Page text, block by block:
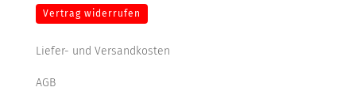
Vertrag widerrufen
Liefer- und Versandkosten
AGB